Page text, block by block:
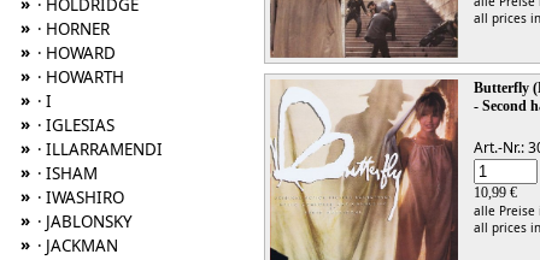
· HOLDRIDGE
» · HORNER
» · HOWARD
» · HOWARTH
» · I
» · IGLESIAS
» · ILLARRAMENDI
» · ISHAM
» · IWASHIRO
» · JABLONSKY
» · JACKMAN
all prices
Butterfly
- Second
Art.-Nr.:
10,99 €
alle
all prices